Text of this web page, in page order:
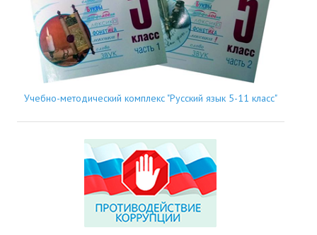
Учебно-методический комплекс "Русский язык 5-11 класс"